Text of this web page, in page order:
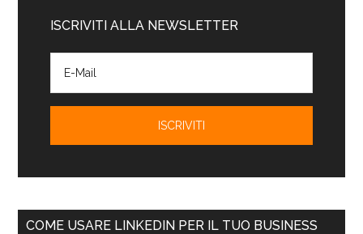
ISCRIVITI ALLA NEWSLETTER
COME USARE LINKEDIN PER IL TUO BUSINESS